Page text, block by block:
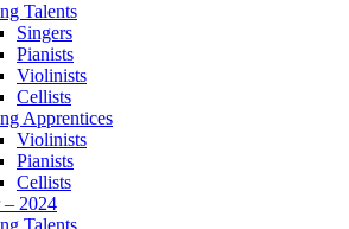
Talents
Singers
Pianists
Violinists
Cellists
Apprentices
Violinists
Pianists
Cellists
– 2024
Talents